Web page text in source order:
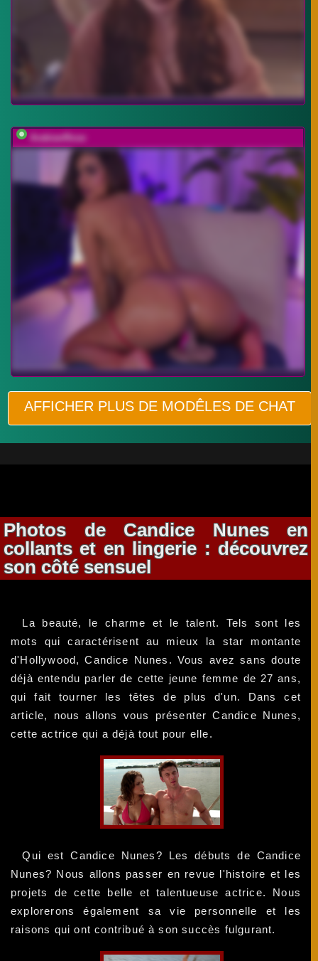
ArabianRose
AFFICHER PLUS DE MODÊLES DE CHAT
Photos de Candice Nunes en
collants et en lingerie : découvrez
son côté sensuel
La beauté, le charme et le talent. Tels sont les
mots qui caractérisent au mieux la star montante
d'Hollywood, Candice Nunes. Vous avez sans doute
déjà entendu parler de cette jeune femme de 27 ans,
qui fait tourner les têtes de plus d'un. Dans cet
article, nous allons vous présenter Candice Nunes,
cette actrice qui a déjà tout pour elle.
Qui est Candice Nunes? Les débuts de Candice
Nunes? Nous allons passer en revue l'histoire et les
projets de cette belle et talentueuse actrice. Nous
explorerons également sa vie personnelle et les
raisons qui ont contribué à son succès fulgurant.